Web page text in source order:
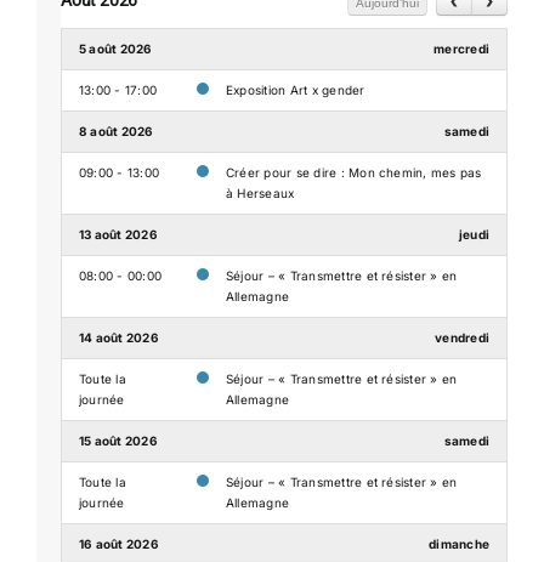
5 août 2026 mercredi
13:00 - 17:00 Exposition Art x gender
8 août 2026 samedi
09:00 - 13:00
Créer pour se dire : Mon chemin, mes pas
à Herseaux
13 août 2026 jeudi
08:00 - 00:00
Séjour – « Transmettre et résister » en
Allemagne
14 août 2026 vendredi
Toute la
journée
Séjour – « Transmettre et résister » en
Allemagne
15 août 2026 samedi
Toute la
journée
Séjour – « Transmettre et résister » en
Allemagne
16 août 2026 dimanche